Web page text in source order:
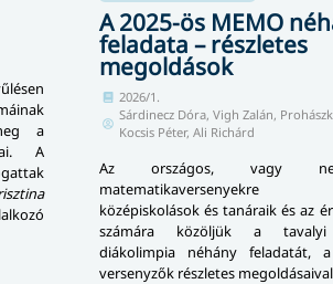
a
A
A 2025-ös MEMO
feladata – részletes
megoldások
2026/1.
Sárdinecz Dóra, Vigh Zalán,
Kocsis Péter, Ali Richárd
Az országos, vagy
matematikaversenyekre
középiskolások és tanáraik és az
számára közöljük a tavalyi
diákolimpia néhány feladatát,
versenyzők részletes